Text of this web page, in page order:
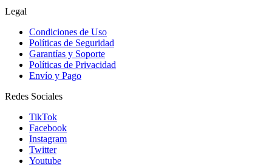
Legal
Condiciones de Uso
Políticas de Seguridad
Garantías y Soporte
Políticas de Privacidad
Envío y Pago
Redes Sociales
TikTok
Facebook
Instagram
Twitter
Youtube